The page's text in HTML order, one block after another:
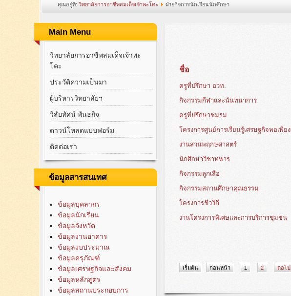
คุณอยู่ที่:วิทยาลัยการอาชีพสมเด็จเจ้าพะโคะ ฝ่ายกิจการนักเรียนนักศึกษา
Main Menu
วิทยาลัยการอาชีพสมเด็จเจ้าพะ
โคะ
ประวัติความเป็นมา
ผู้บริหารวิทยาลัยฯ
วิสัยทัศน์ พันธกิจ
ดาวน์โหลดแบบฟอร์ม
ติดต่อเรา
ข้อมูลสารสนเทศ
ข้อมูลบุคลากร
ข้อมูลนักเรียน
ข้อมูลจังหวัด
ข้อมูลงานอาคาร
ข้อมูลงบประมาณ
ข้อมูลครุภัณฑ์
ข้อมูลเศรษฐกิจและสังคม
ข้อมูลหลักสูตร
ข้อมูลสถานประกอบการ
ชื่อ
ครูที่ปรึกษา อวท.
กิจกรรมกีฬาและนันทนาการ
ครูที่ปรึกษาชมรม
โครงการศูนย์การเรียนรู้เศรษฐกิจพอเพียง
งานสวนพฤกษศาสตร์
นักศึกษาวิชาทหาร
กิจกรรมลูกเสือ
กิจกรรมสถานศึกษาคุณธรรม
โครงการชีววิถี
งานโครงการพิเศษและการบริการชุมชน
เริ่มต้น ก่อนหน้า 1 2 ต่อไป